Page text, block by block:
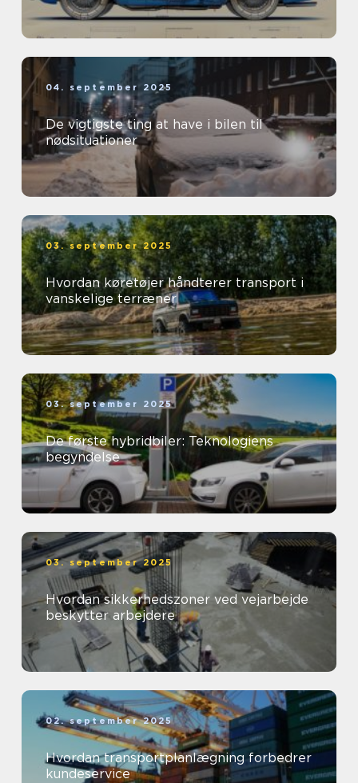
04. september 2025
De vigtigste ting at have i bilen til
nødsituationer
03. september 2025
Hvordan køretøjer håndterer transport i
vanskelige terræner
03. september 2025
De første hybridbiler: Teknologiens
begyndelse
03. september 2025
Hvordan sikkerhedszoner ved vejarbejde
beskytter arbejdere
02. september 2025
Hvordan transportplanlægning forbedrer
kundeservice